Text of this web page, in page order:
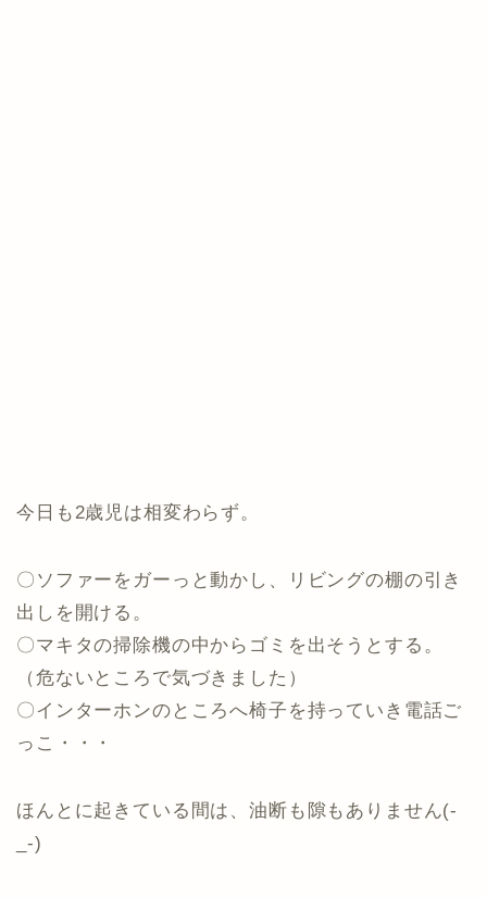
今日も2歳児は相変わらず。
〇ソファーをガーっと動かし、リビングの棚の引き
出しを開ける。
〇マキタの掃除機の中からゴミを出そうとする。
（危ないところで気づきました）
〇インターホンのところへ椅子を持っていき電話ご
っこ・・・
ほんとに起きている間は、油断も隙もありません(-
_-)